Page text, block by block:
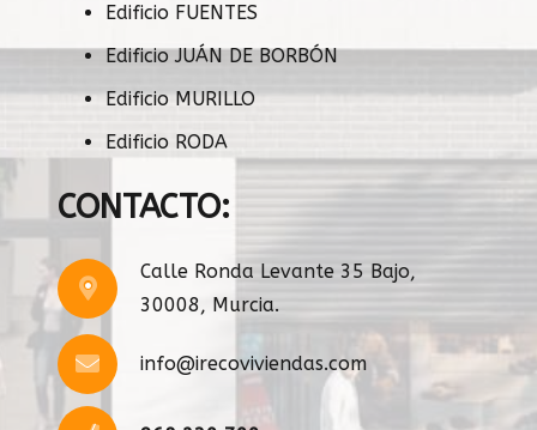
Edificio FUENTES
Edificio JUÁN DE BORBÓN
Edificio MURILLO
Edificio RODA
CONTACTO:
Calle Ronda Levante 35 Bajo,
30008, Murcia.
info@irecoviviendas.com